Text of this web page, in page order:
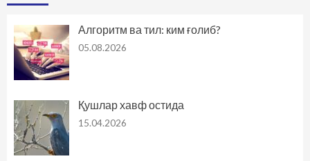
Алгоритм ва тил: ким ғолиб?
05.08.2026
Қушлар хавф остида
15.04.2026